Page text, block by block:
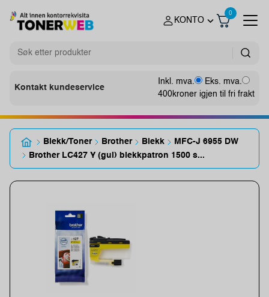
KONTO
0
Kontakt kundeservice
Inkl. mva.
Eks. mva.
400kroner igjen til fri frakt
Blekk/Toner Brother Blekk
MFC-J 6955 DW
Brother LC427 Y (gul) blekkpatron 1500 s...